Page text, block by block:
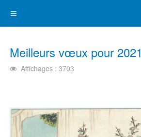
Meilleurs vœux pour 2021
Affichages : 3703